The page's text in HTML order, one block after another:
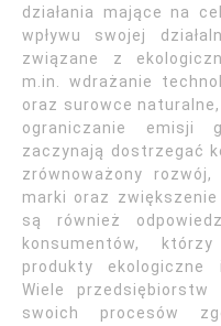
działania mające na
wpływu swojej
związane z
m.in. wdrażanie
oraz surowce
ograniczanie emisji
zaczynają dostrzegać
zrównoważony
marki oraz
są również
konsumentów,
produkty ekologiczne
Wiele
swoich procesów